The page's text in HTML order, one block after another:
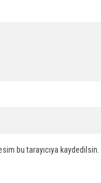
bu tarayıcıya kaydedilsin.